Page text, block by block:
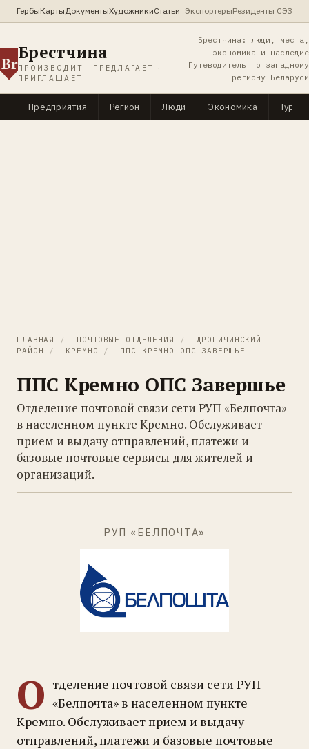
ГербыКартыДокументыХудожникиСтатьи ЭкспортерыРезиденты СЭЗ
Br
Брестчина
ПРОИЗВОДИТ · ПРЕДЛАГАЕТ ·
ПРИГЛАШАЕТ
Брестчина: люди, места,
экономика и наследие
Путеводитель по западному
региону Беларуси
Предприятия Регион Люди Экономика
ГЛАВНАЯ / ПОЧТОВЫЕ ОТДЕЛЕНИЯ /
ДРОГИЧИНСКИЙ
РАЙОН
/ КРЕМНО / ППС КРЕМНО ОПС ЗАВЕРШЬЕ
ППС Кремно ОПС Завершье
Отделение почтовой связи сети РУП «Белпочта»
в населенном пункте Кремно. Обслуживает
прием и выдачу отправлений, платежи и
базовые почтовые сервисы для жителей и
организаций.
РУП «БЕЛПОЧТА»
О тделение почтовой связи сети РУП
«Белпочта» в населенном пункте
Кремно. Обслуживает прием и выдачу
отправлений, платежи и базовые почтовые